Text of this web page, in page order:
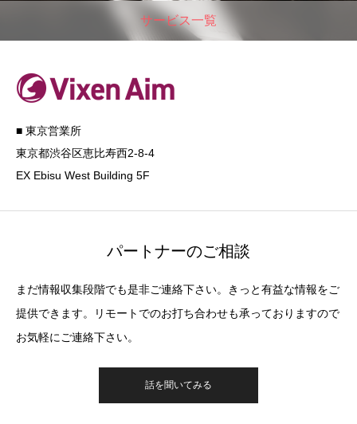
サービス一覧
■ 東京営業所
東京都渋谷区恵比寿西2-8-4
EX Ebisu West Building 5F
パートナーのご相談
まだ情報収集段階でも是非ご連絡下さい。きっと有益な情報をご
提供できます。リモートでのお打ち合わせも承っておりますので
お気軽にご連絡下さい。
話を聞いてみる